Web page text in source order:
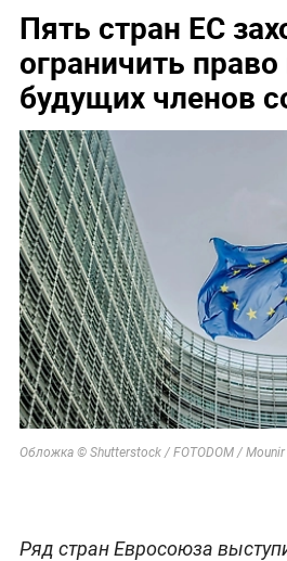
Пять стран ЕС
ограничить
будущих членов
Обложка © Shutterstock / FOTODOM / Mounir
Ряд стран Евросоюза